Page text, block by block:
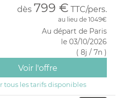
dès 799 € TTC/pers.
au lieu de 1049€
Au départ de Paris
le 03/10/2026
( 8j / 7n )
Voir l'offre
tous les tarifs disponibles